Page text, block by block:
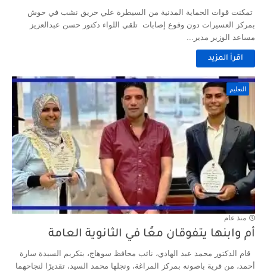
تمكنت قوات الحماية المدنية من السيطرة علي حريق نشب في حوش
بمركز العسيرات دون وقوع إصابات تلقي اللواء دكتور حسن عبدالعزيز
مساعد الوزير مدير...
اقرأ المزيد
التعليم
منذ عام
أم وابنها يتفوقان معًا في الثانوية العامة
قام الدكتور محمد عبد الهادي، نائب محافظ سوهاج، بتكريم السيدة سارة
أحمد، من قرية باصونه بمركز المراغة، ونجلها محمد السيد، تقديرًا لنجاحهما